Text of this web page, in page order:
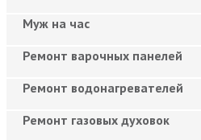
Муж на час
Ремонт варочных панелей
Ремонт водонагревателей
Ремонт газовых духовок